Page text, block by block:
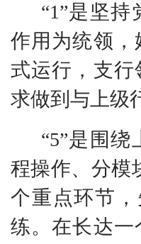
“1”是坚
作用为统领
式运行，支
求做到与上级
“5”是围
程操作、分模
个重点环节
练。在长达一